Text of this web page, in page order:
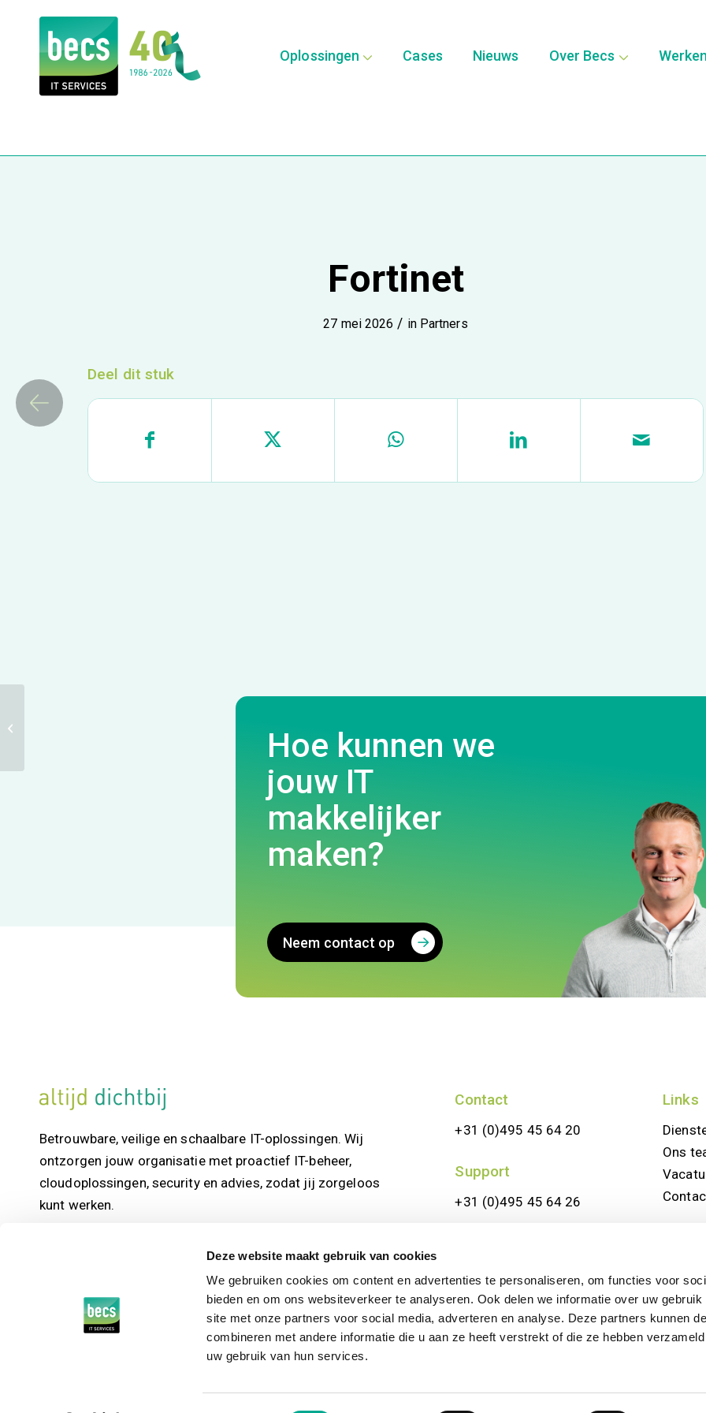
Deze website maakt gebruik van cookies
We gebruiken cookies om content en advertenties te personaliseren, om functies voor
bieden en om ons websiteverkeer te analyseren. Ook delen we informatie over uw gebruik
site met onze partners voor social media, adverteren en analyse. Deze partners kunnen
combineren met andere informatie die u aan ze heeft verstrekt of die ze hebben
uw gebruik van hun services.
Oplossingen Cases Nieuws Over Becs
Fortinet
27 mei 2026 / in Partners
Deel dit stuk
Hoe kunnen we
jouw IT
makkelijker
maken?
Neem contact op
Betrouwbare, veilige en schaalbare IT-oplossingen. Wij
ontzorgen jouw organisatie met proactief IT-beheer,
cloudoplossingen, security en advies, zodat jij zorgeloos
kunt werken.
Contact
+31 (0)495 45 64 20
Support
+31 (0)495 45 64 26
Links
Ons